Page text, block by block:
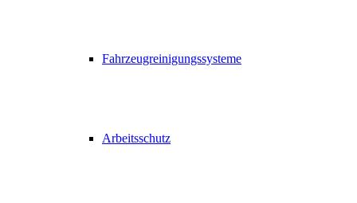
Fahrzeugreinigungssysteme
Arbeitsschutz